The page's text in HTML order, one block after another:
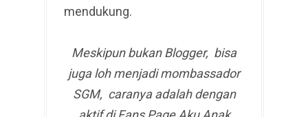
mendukung.
Meskipun bukan Blogger, bisa
juga loh menjadi mombassador
SGM, caranya adalah dengan